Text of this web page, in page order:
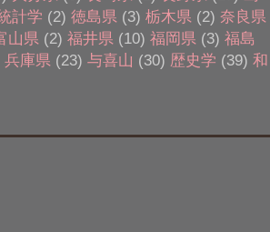
計学 (2) 徳島県 (3) 栃木県 (2) 奈良県
山県 (2) 福井県 (10) 福岡県 (3) 福島
兵庫県 (23) 与喜山 (30) 歴史学 (39) 和